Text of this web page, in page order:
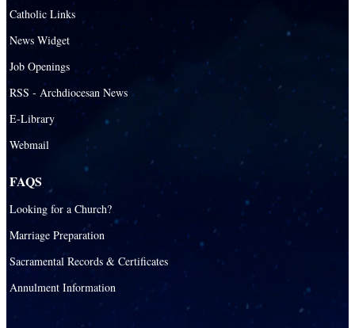
Catholic Links
News Widget
Job Openings
RSS - Archdiocesan News
E-Library
Webmail
FAQS
Looking for a Church?
Marriage Preparation
Sacramental Records & Certificates
Annulment Information